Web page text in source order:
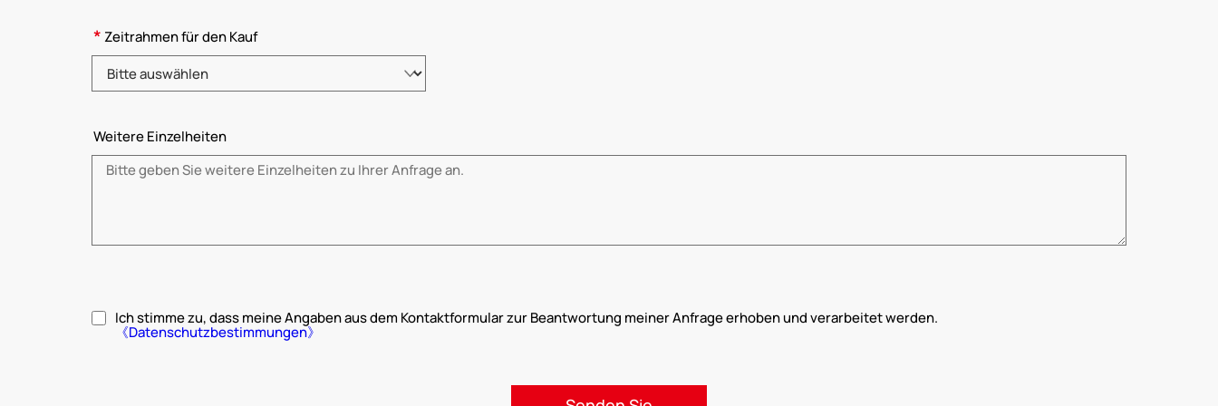
*Zeitrahmen für den Kauf
Weitere Einzelheiten
Ich stimme zu, dass meine Angaben aus dem Kontaktformular zur Beantwortung meiner Anfrage erhoben und verarbeitet werden.
《Datenschutzbestimmungen》